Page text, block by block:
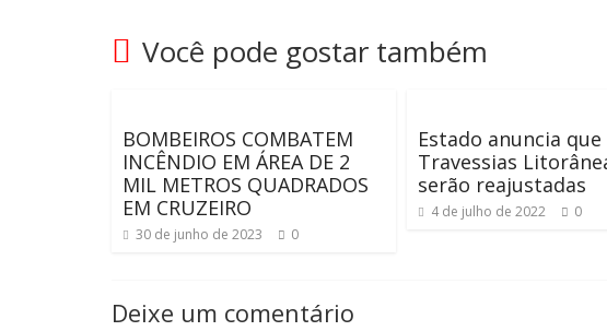
Você pode gostar também
BOMBEIROS COMBATEM
INCÊNDIO EM ÁREA DE 2
MIL METROS QUADRADOS
EM CRUZEIRO
30 de junho de 2023 0
Estado anuncia que
Travessias
serão reajustadas
4 de julho de 2022 0
Deixe um comentário